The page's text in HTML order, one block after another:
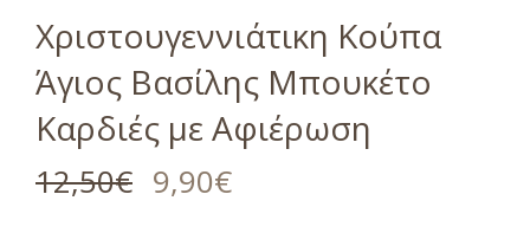
Χριστουγεννιάτικη Κούπα
Άγιος Βασίλης Μπουκέτο
Καρδιές με Αφιέρωση
12,50€ 9,90€